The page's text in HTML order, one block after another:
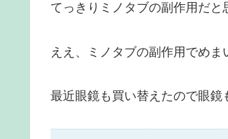
てっきりミノタブの副作用だ
ええ、ミノタブの副作用でめ
最近眼鏡も買い替えたので眼